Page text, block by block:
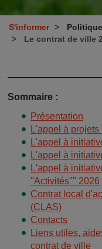
S'informer
Le contrat de ville
Sommaire :
Présentation
L'appel à
L'appel à
L'appel à
L'appel à
"Activités"" 2026
Contrat local
(CLAS)
Contacts
Liens utiles,
contrat de ville